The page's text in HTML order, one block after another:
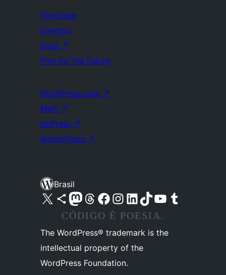
Participar
Eventos
Doar ↗
Five for the Future
WordPress.com ↗
Matt ↗
bbPress ↗
BuddyPress ↗
Brasil
Acessar nossa conta do X (antigo Twitter)
Acessar nossa conta do Bluesky
Acessar nossa conta do Mastodon
Acessar nossa conta do Threads
Acessar nossa página do Facebook
Acessar nossa conta do Instagram
Acessar nossa conta do LinkedIn
Acessar nossa conta do TikTok
Acessar nosso canal do YouTube
Acessar nossa conta no Tumblr
CÓDIGO É POESIA.
The WordPress® trademark is the
intellectual property of the
WordPress Foundation.